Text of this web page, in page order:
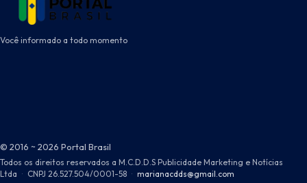
Você informado a todo momento
© 2016 ~ 2026 Portal Brasil
Todos os direitos reservados a M.C.D.D.S Publicidade Marketing e Notícias
Ltda · CNPJ 26.527.504/0001-58 · marianacdds@gmail.com